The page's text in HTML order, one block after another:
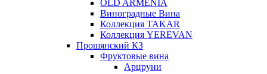
OLD ARMENIA
Виноградные Вина
Коллекция TAKAR
Коллекция YEREVAN
Прошянский КЗ
Фруктовые вина
Арцруни